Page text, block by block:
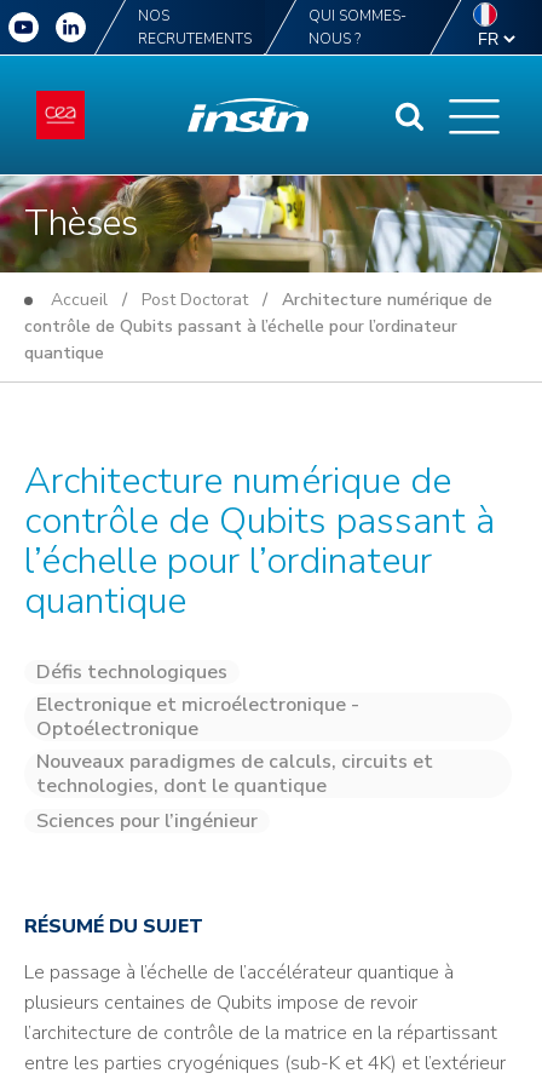
NOS
RECRUTEMENTS
QUI SOMMES-
NOUS ?
Thèses
Accueil / Post Doctorat/ Architecture numérique de
contrôle de Qubits passant à l’échelle pour l’ordinateur
quantique
Architecture numérique de
contrôle de Qubits passant à
l’échelle pour l’ordinateur
quantique
Défis technologiques
Electronique et microélectronique -
Optoélectronique
Nouveaux paradigmes de calculs, circuits et
technologies, dont le quantique
Sciences pour l’ingénieur
RÉSUMÉ DU SUJET
Le passage à l’échelle de l’accélérateur quantique à
plusieurs centaines de Qubits impose de revoir
l’architecture de contrôle de la matrice en la répartissant
entre les parties cryogéniques (sub-K et 4K) et l’extérieur